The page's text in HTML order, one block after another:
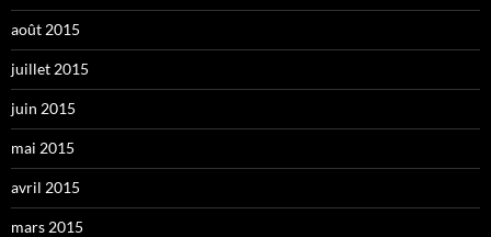
août 2015
juillet 2015
juin 2015
mai 2015
avril 2015
mars 2015